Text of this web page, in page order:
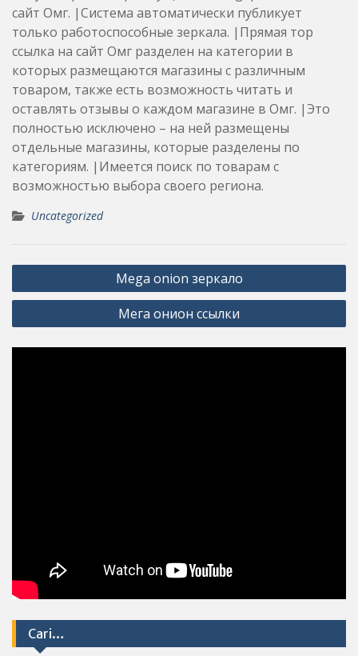
сайт Омг. |Система автоматически публикует
только работоспособные зеркала. |Прямая тор
ссылка на сайт Омг разделен на категории в
которых размещаются магазины с различным
товаром, также есть возможность читать и
оставлять отзывы о каждом магазине в Омг. |Это
полностью исключено – на ней размещены
отдельные магазины, которые разделены по
категориям. |Имеется поиск по товарам с
возможностью выбора своего региона.
Uncategorized
Post
navigation
Mega onion зеркало
Мега онион ссылки
Cari…